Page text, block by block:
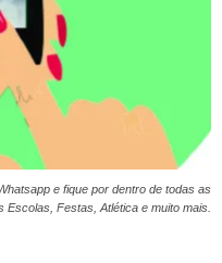
e fique por dentro de todas as
Festas, Atlética e muito mais.